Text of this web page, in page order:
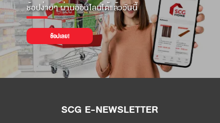
ช้อปง่ายๆ ผ่านออนไลน์ได้แล้ววันนี้
ช้อปเลย!
SCG E-NEWSLETTER